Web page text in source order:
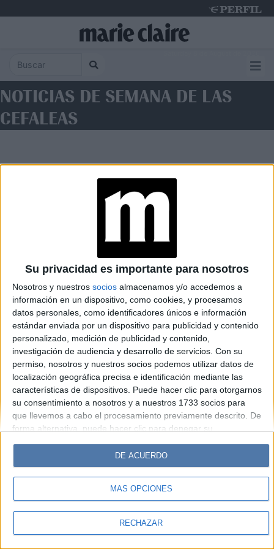
Su privacidad es importante para nosotros
Nosotros y nuestros socios almacenamos y/o accedemos a
información en un dispositivo, como cookies, y procesamos
datos personales, como identificadores únicos e información
estándar enviada por un dispositivo para publicidad y contenido
personalizado, medición de publicidad y contenido,
investigación de audiencia y desarrollo de servicios. Con su
permiso, nosotros y nuestros socios podemos utilizar datos de
localización geográfica precisa e identificación mediante las
características de dispositivos. Puede hacer clic para otorgarnos
su consentimiento a nosotros y a nuestros 1733 socios para
que llevemos a cabo el procesamiento previamente descrito. De
forma alternativa, puede hacer clic para denegar su
cambiar sus preferencias antes de otorgar su consentimiento.
Tenga en cuenta que algún procesamiento de sus datos
personales puede no requerir de su consentimiento, pero usted
tiene el derecho de rechazar tal procesamiento. Sus
sus preferencias o retirar su consentimiento en cualquier
MÁS OPCIONES
RECHAZAR
DE ACUERDO
NOTICIAS DE SEMANA DE LAS
CEFALEAS
Caras Noticias
Hombre
Parabrisas
Look
Luz Mía Lunateen Break BATimes
© Perfil.com 2006-2019 - Todos los derechos reservados
Registro de Propiedad Intelectual: Nro. 5346433